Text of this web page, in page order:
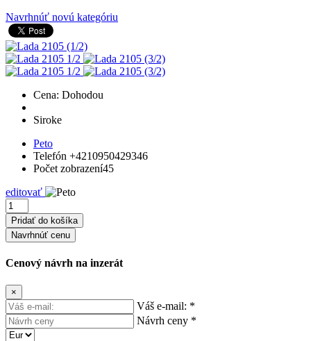
Navrhnúť novú kategóriu
Cena: Dohodou
Siroke
Peto
Telefón +4210950429346
Počet zobrazení45
editovať
Navrhnúť cenu
Cenový návrh na inzerát
×
Váš e-mail: *
Návrh ceny *